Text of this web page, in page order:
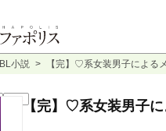
BL小説 > 【完】♡系女装男子による
【完】♡系女装男子に